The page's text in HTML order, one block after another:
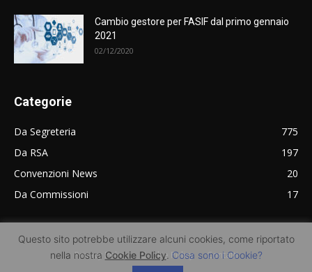
Cambio gestore per FASIF dal primo gennaio
2021
02/12/2020
Categorie
Da Segreteria
775
Da RSA
197
Convenzioni News
20
Da Commissioni
17
Privacy Policy Cookie Policy Contatti
Questo sito potrebbe utilizzare alcuni cookies, come riportato
nella nostra Cookie Policy. Cosa sono i Cookie?